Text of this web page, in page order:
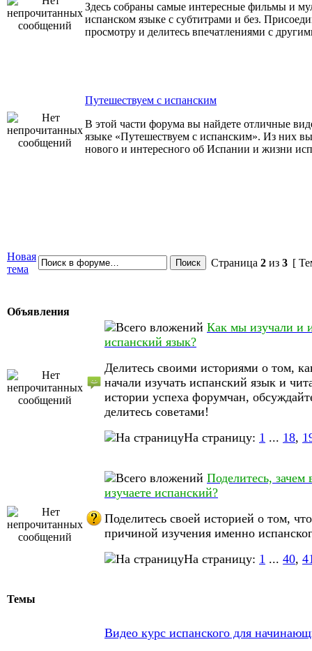
Здесь собраны самые интересные фильмы и
испанском языке с субтитрами и без.
просмотру и делитесь впечатлениями с
Путешествуем с испанским
В этой части форума вы найдете отличные
языке «Путешествуем с испанским». Из них
нового и интересного об Испании и жизни
Новая
тема
Страница 2 из 3 [
Объявления
Как мы изучали и
испанский язык?
Делитесь своими историями о том,
начали изучать испанский язык и
истории успеха форумчан,
делитесь советами!
На страницу: 1 ... 18,
Поделитесь, зачем
изучаете испанский?
Поделитесь своей историей о том,
причиной изучения именно
На страницу: 1 ... 40,
Темы
Видео курс испанского для